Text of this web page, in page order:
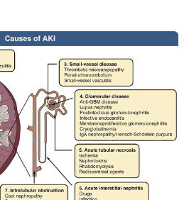
อนของการตั้งครรภ์
ว่างตั้งครรภ์
คลอด
กำหนดคลอด
สูง
ตต่ำ
ตกว้าง